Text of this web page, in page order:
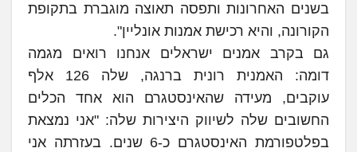
בשנים האחרונות ותפסה תאוצה מוגברת בתקופת
הקורונה, והיא רכישת אמנות אונליין".
גם בקרב אמנים ישראלים אנחנו רואים מגמה
דומה: האמנית רונית ברנגה, שלה 126 אלף
עוקבים, מעידה שהאינסטגרם הוא אחד הכלים
החשובים שלה לשיווק היצירות שלה: "אני נמצאת
בפלטפורמת האינסטגרם כ-6 שנים. בעזרתה אני